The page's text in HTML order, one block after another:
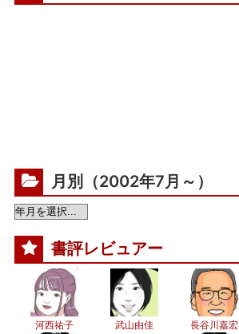
月別（2002年7月～）
書評レビュアー
河西祐子 武山由佳 長谷川嘉宏